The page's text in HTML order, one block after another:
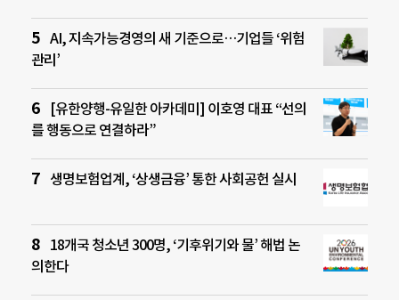
AI, 지속가능경영의 새 기준으로…기업들 ‘위험
관리’
[유한양행-유일한 아카데미] 이호영 대표 “선의
를 행동으로 연결하라”
생명보험업계, ‘상생금융’ 통한 사회공헌 실시
18개국 청소년 300명, ‘기후위기와 물’ 해법 논
의한다